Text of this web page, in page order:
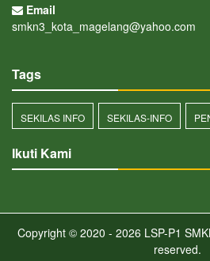
Email
smkn3_kota_magelang@yahoo.com
Tags
SEKILAS INFO SEKILAS-INFO
Ikuti Kami
Copyright © 2020 - 2026 LSP-P1
reserved.